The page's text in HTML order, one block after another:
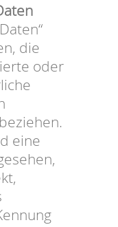
die
oder
eine